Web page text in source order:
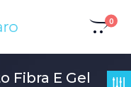
0
Fibra E Gel